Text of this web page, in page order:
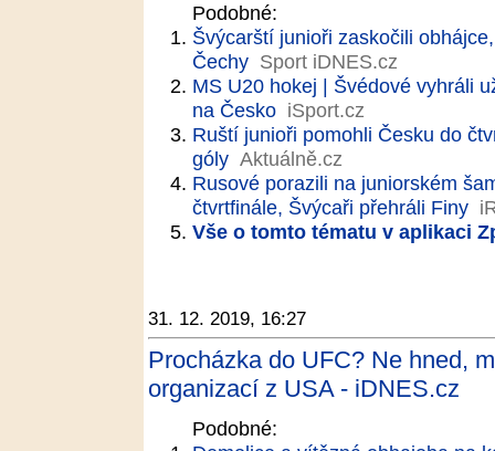
Podobné:
Švýcarští junioři zaskočili
Čechy Sport iDNES.cz
MS U20 hokej | Švédové vyhráli
na Česko iSport.cz
Ruští junioři pomohli Česku do
góly Aktuálně.cz
Rusové porazili na juniorském
čtvrtfinále, Švýcaři přehráli Finy
Vše o tomto tématu v aplikaci
31. 12. 2019, 16:27
Procházka do UFC? Ne hned,
organizací z USA - iDNES.cz
Podobné: